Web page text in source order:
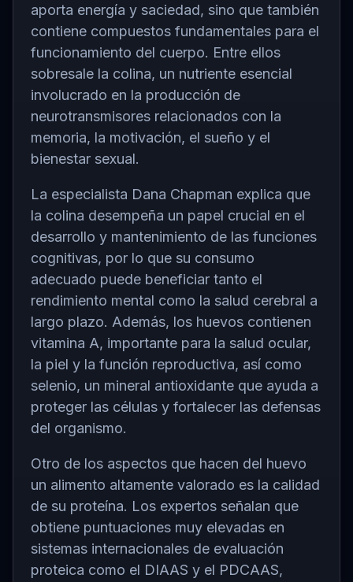
aporta energía y saciedad, sino que también
contiene compuestos fundamentales para el
funcionamiento del cuerpo. Entre ellos
sobresale la colina, un nutriente esencial
involucrado en la producción de
neurotransmisores relacionados con la
memoria, la motivación, el sueño y el
bienestar sexual.
La especialista Dana Chapman explica que
la colina desempeña un papel crucial en el
desarrollo y mantenimiento de las funciones
cognitivas, por lo que su consumo
adecuado puede beneficiar tanto el
rendimiento mental como la salud cerebral a
largo plazo. Además, los huevos contienen
vitamina A, importante para la salud ocular,
la piel y la función reproductiva, así como
selenio, un mineral antioxidante que ayuda a
proteger las células y fortalecer las defensas
del organismo.
Otro de los aspectos que hacen del huevo
un alimento altamente valorado es la calidad
de su proteína. Los expertos señalan que
obtiene puntuaciones muy elevadas en
sistemas internacionales de evaluación
proteica como el DIAAS y el PDCAAS,